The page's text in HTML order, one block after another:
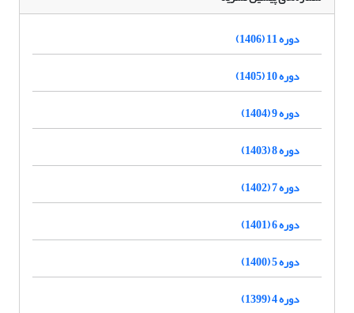
دوره 11 (1406)
دوره 10 (1405)
دوره 9 (1404)
دوره 8 (1403)
دوره 7 (1402)
دوره 6 (1401)
دوره 5 (1400)
دوره 4 (1399)